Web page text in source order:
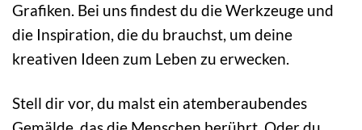
Grafiken. Bei uns findest du die Werkzeuge und
die Inspiration, die du brauchst, um deine
kreativen Ideen zum Leben zu erwecken.
Stell dir vor, du malst ein atemberaubendes